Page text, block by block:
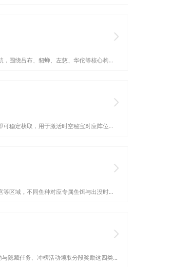
围绕吕布、貂蝉、左慈、华佗等核心构...
稳定获取，用于激活时空秘宝对应阵位...
区域，不同鱼种对应专属鱼饵与出没时...
隐藏任务、冲榜活动领取分段奖励这四类...